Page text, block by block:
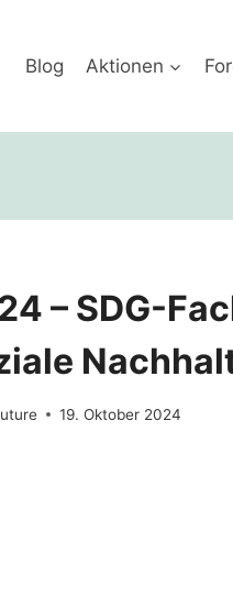
Blog Aktionen
– SDG-
19. Oktober 2024